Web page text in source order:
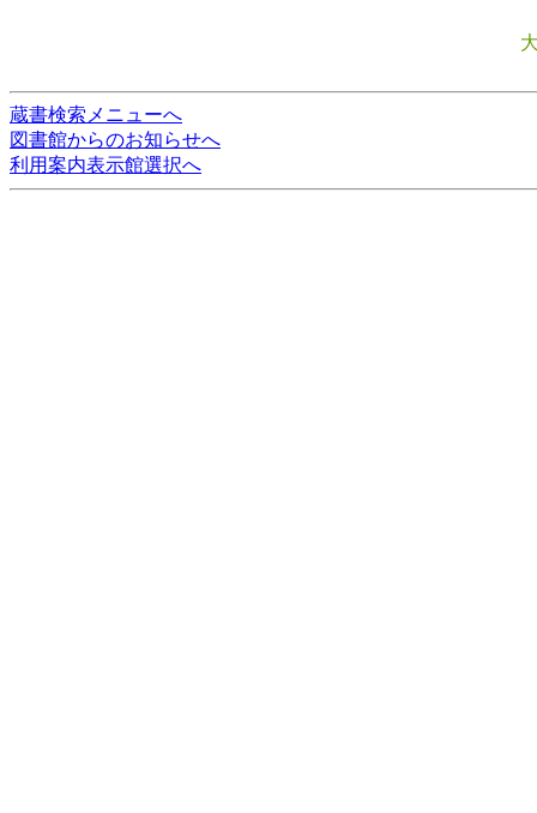
蔵書検索メニューへ
図書館からのお知らせへ
利用案内表示館選択へ